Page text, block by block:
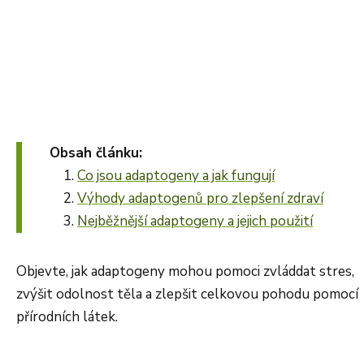
Obsah článku:
Co jsou adaptogeny a jak fungují
Výhody adaptogenů pro zlepšení zdraví
Nejběžnější adaptogeny a jejich použití
Objevte, jak adaptogeny mohou pomoci zvláddat stres,
zvýšit odolnost těla a zlepšit celkovou pohodu pomocí
přírodních látek.